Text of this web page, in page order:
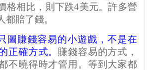
格相比，則下跌4美元。許多營
都賠了錢。
圖賺錢容易的小遊戲，不是在
正確方式。 賺錢容易的方式，
不曉得時才管用。等到大家都